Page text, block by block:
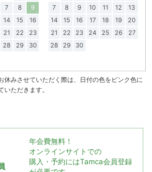
7 8
9
14 15
16
21 22
23
28 29
30
7
8 9 10 11 12
13
14
15 16 17 18 19
20
21
22 23 24 25 26
27
28
29 30
休みさせていただく際は、日付の色をピンク色に
いただきます。
年会費無料！
オンラインサイトでの
購入・予約にはTamca会員登録